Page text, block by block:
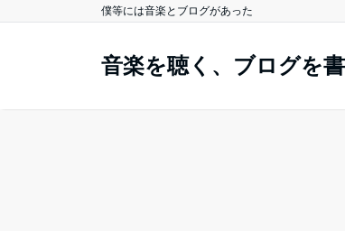
僕等には音楽とブログがあった
音楽を聴く、ブログを書